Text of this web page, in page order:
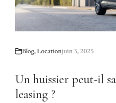
Blog,Locationjuin 3, 2025
Un huissier peut-il
leasing ?